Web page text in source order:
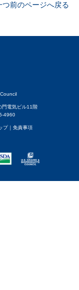
つ前のページへ戻る
門電気ビル11階
4960
プ｜ 免責事項